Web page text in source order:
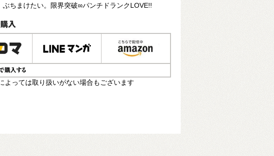
ぶちまけたい。限界突破∞パンチドランクLOVE!!
よっては取り扱いがない場合もございます